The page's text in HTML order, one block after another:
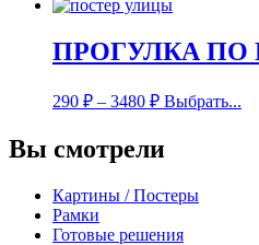
ПРОГУЛКА ПО
290 ₽ – 3480 ₽ Выбрать...
Вы смотрели
Картины / Постеры
Рамки
Готовые решения